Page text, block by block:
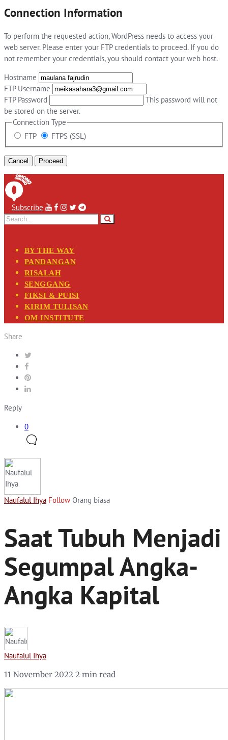
Connection Information
To perform the requested action, WordPress needs to access your
web server. Please enter your FTP credentials to proceed. If you do
not remember your credentials, you should contact your web host.
Hostname
FTP Username
FTP Password
This password will not
be stored on the server.
Connection Type
FTP
FTPS (SSL)
Cancel
Subscribe
BY THE WAY
PANDANGAN
RISALAH
SENGGANG
FIKSI & PUISI
KIRIM TULISAN
OM INSTITUTE
Share
Reply
0
Naufalul Ihya Follow Orang biasa
Saat Tubuh Menjadi
Segumpal Angka-
Angka Kapital
Naufalul Ihya
11 November 2022 2 min read